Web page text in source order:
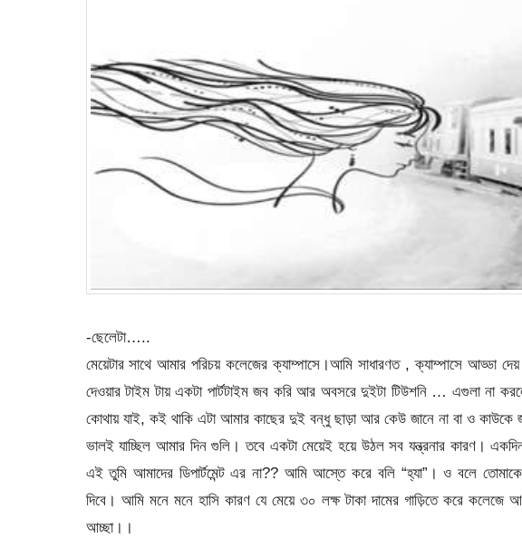
-ছেলেটা…..
মেয়েটার সাথে আমার পরিচয় কলেজের ক্যাম্পাসে।আমি সাধারণত , ক্যাম্পাসে আড্ডা
দেওয়ার টাইম টায় একটা পার্টটাইম জব করি আর অবসরে দুইটা টিউশনি … এগুলা না
কোথায় যাই, কই থাকি এটা আমার কাছের দুই বন্ধু ছাড়া আর কেউ জানে না বা ও কাউকে
ভালই যাচ্ছিল আমার দিন গুলি। তবে একটা মেয়েই হয়ে উঠল সব যন্ত্রনার কারণ।
এই তুমি আমাদের ডিপার্টমেন্ট এর না?? আমি আস্তে করে বলি “হ্যা”। ও বলে
দিবে। আমি মনে মনে হাসি কারণ যে মেয়ে ৩০ লক্ষ টাকা দামের গাড়িতে করে
আচ্ছা।।